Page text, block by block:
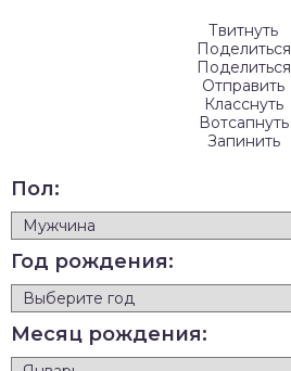
Твитнуть
Поделиться
Поделиться
Отправить
Класснуть
Вотсапнуть
Запинить
Пол:
Год рождения:
Месяц рождения: